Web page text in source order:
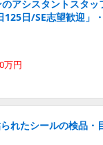
アシスタントスタッ
125日/SE志望歓迎」
万円
れたシールの検品・